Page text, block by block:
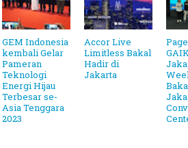
GEM Indonesia
kembali Gelar
Pameran
Teknologi
Energi Hijau
Terbesar se-
Asia Tenggara
2023
Accor Live
Limitless Bakal
Hadir di
Jakarta